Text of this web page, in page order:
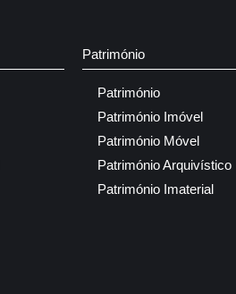
Património
Património
Património Imóvel
Património Móvel
Património Arquivístico
Património Imaterial